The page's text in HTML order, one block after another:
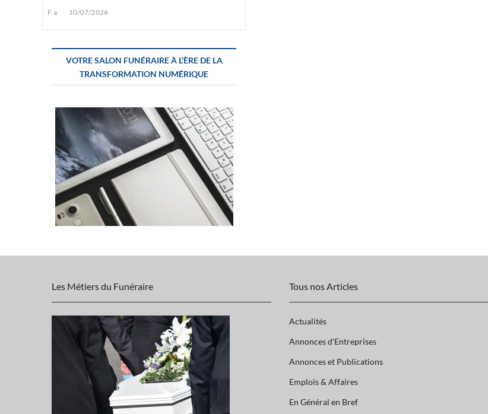
F.a. 10/07/2026
VOTRE SALON FUNÉRAIRE À L’ÈRE DE LA
TRANSFORMATION NUMÉRIQUE
Les Métiers du Funéraire Tous nos Articles
Actualités
Annonces d'Entreprises
Annonces et Publications
Emplois & Affaires
En Général en Bref